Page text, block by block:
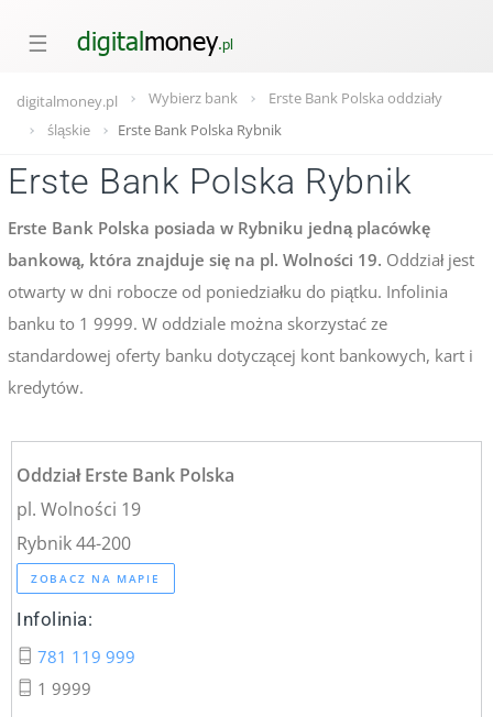
☰
digitalmoney.pl Wybierz bank
Erste Bank Polska oddziały
śląskie
Erste Bank Polska Rybnik
Erste Bank Polska Rybnik
Erste Bank Polska posiada w Rybniku jedną placówkę
bankową, która znajduje się na pl. Wolności 19. Oddział jest
otwarty w dni robocze od poniedziałku do piątku. Infolinia
banku to 1 9999. W oddziale można skorzystać ze
standardowej oferty banku dotyczącej kont bankowych, kart i
kredytów.
Oddział Erste Bank Polska
pl. Wolności 19
Rybnik 44-200
ZOBACZ NA MAPIE
Infolinia:
781 119 999
1 9999